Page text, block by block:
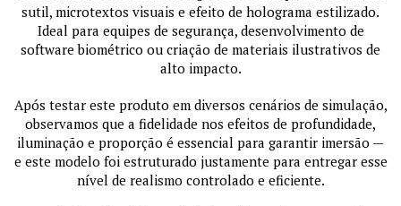
sutil, microtextos visuais e efeito de holograma estilizado.
Ideal para equipes de segurança, desenvolvimento de
software biométrico ou criação de materiais ilustrativos de
alto impacto.
Após testar este produto em diversos cenários de simulação,
observamos que a fidelidade nos efeitos de profundidade,
iluminação e proporção é essencial para garantir imersão —
e este modelo foi estruturado justamente para entregar esse
nível de realismo controlado e eficiente.